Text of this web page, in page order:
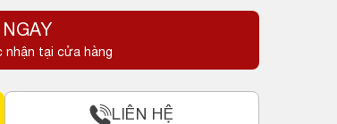
NGAY
nhận tại cửa hàng
LIÊN HỆ